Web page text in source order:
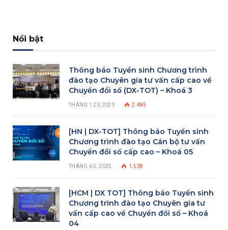
Nổi bật
Thông báo Tuyển sinh Chương trình
đào tạo Chuyên gia tư vấn cấp cao về
Chuyển đổi số (DX-TOT) – Khoá 3
THÁNG 1 23, 2025 2.485
[HN | DX-TOT] Thông báo Tuyển sinh
Chương trình đào tạo Cán bộ tư vấn
Chuyển đổi số cấp cao – Khoá 05
THÁNG 6 5, 2025 1.538
[HCM | DX TOT] Thông báo Tuyển sinh
Chương trình đào tạo Chuyên gia tư
vấn cấp cao về Chuyển đổi số – Khoá
04